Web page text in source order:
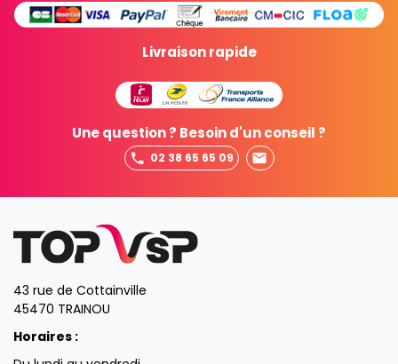
Livraison rapide
Une question ? Besoin d'un conseil ?
02 38 65 65 09
43 rue de Cottainville
45470 TRAINOU
Horaires :